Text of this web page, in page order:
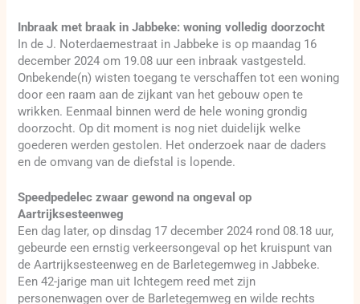
Inbraak met braak in Jabbeke: woning volledig doorzocht
In de J. Noterdaemestraat in Jabbeke is op maandag 16
december 2024 om 19.08 uur een inbraak vastgesteld.
Onbekende(n) wisten toegang te verschaffen tot een woning
door een raam aan de zijkant van het gebouw open te
wrikken. Eenmaal binnen werd de hele woning grondig
doorzocht. Op dit moment is nog niet duidelijk welke
goederen werden gestolen. Het onderzoek naar de daders
en de omvang van de diefstal is lopende.
Speedpedelec zwaar gewond na ongeval op
Aartrijksesteenweg
Een dag later, op dinsdag 17 december 2024 rond 08.18 uur,
gebeurde een ernstig verkeersongeval op het kruispunt van
de Aartrijksesteenweg en de Barletegemweg in Jabbeke.
Een 42-jarige man uit Ichtegem reed met zijn
personenwagen over de Barletegemweg en wilde rechts